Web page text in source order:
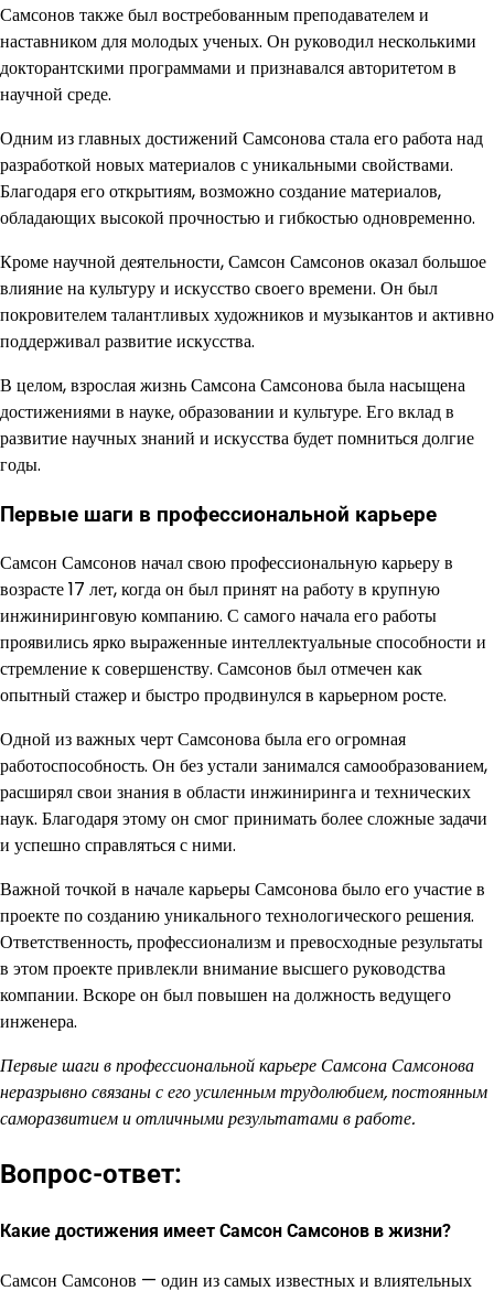
Самсонов также был востребованным преподавателем и
наставником для молодых ученых. Он руководил несколькими
докторантскими программами и признавался авторитетом в
научной среде.
Одним из главных достижений Самсонова стала его работа над
разработкой новых материалов с уникальными свойствами.
Благодаря его открытиям, возможно создание материалов,
обладающих высокой прочностью и гибкостью одновременно.
Кроме научной деятельности, Самсон Самсонов оказал большое
влияние на культуру и искусство своего времени. Он был
покровителем талантливых художников и музыкантов и активно
поддерживал развитие искусства.
В целом, взрослая жизнь Самсона Самсонова была насыщена
достижениями в науке, образовании и культуре. Его вклад в
развитие научных знаний и искусства будет помниться долгие
годы.
Первые шаги в профессиональной карьере
Самсон Самсонов начал свою профессиональную карьеру в
возрасте 17 лет, когда он был принят на работу в крупную
инжиниринговую компанию. С самого начала его работы
проявились ярко выраженные интеллектуальные способности и
стремление к совершенству. Самсонов был отмечен как
опытный стажер и быстро продвинулся в карьерном росте.
Одной из важных черт Самсонова была его огромная
работоспособность. Он без устали занимался самообразованием,
расширял свои знания в области инжиниринга и технических
наук. Благодаря этому он смог принимать более сложные задачи
и успешно справляться с ними.
Важной точкой в начале карьеры Самсонова было его участие в
проекте по созданию уникального технологического решения.
Ответственность, профессионализм и превосходные результаты
в этом проекте привлекли внимание высшего руководства
компании. Вскоре он был повышен на должность ведущего
инженера.
Первые шаги в профессиональной карьере Самсона Самсонова
неразрывно связаны с его усиленным трудолюбием, постоянным
саморазвитием и отличными результатами в работе.
Вопрос-ответ:
Какие достижения имеет Самсон Самсонов в жизни?
Самсон Самсонов — один из самых известных и влиятельных